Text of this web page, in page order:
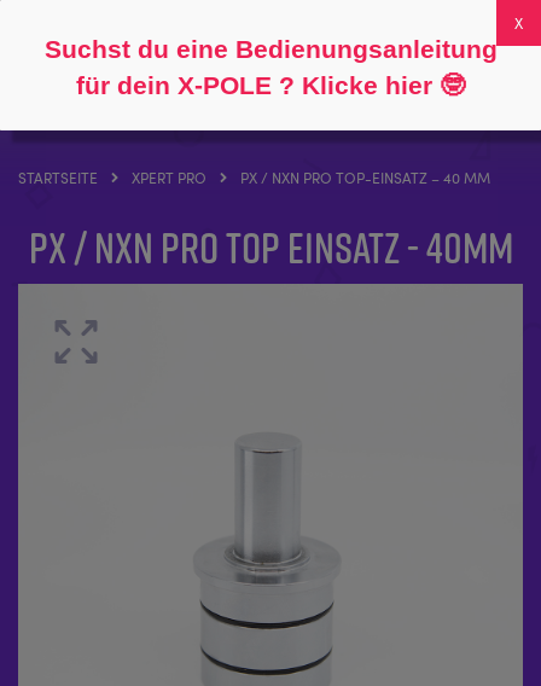
0
STARTSEITE XPERT PRO PX / NXN PRO TOP-EINSATZ – 40 MM
PX / NXN Pro Top Einsatz - 40mm
Suchst du eine Bedienungsanleitung
für dein X-POLE ? Klicke hier 🤓